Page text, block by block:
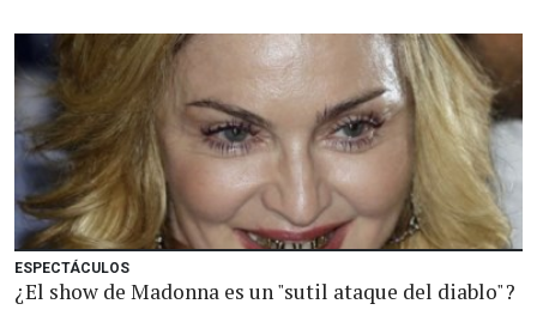
ESPECTÁCULOS
¿El show de Madonna es un "sutil ataque del diablo"?